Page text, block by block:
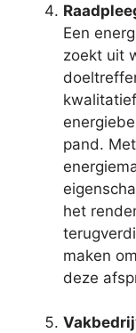
Een
zoekt uit
pand.
het
maken
deze